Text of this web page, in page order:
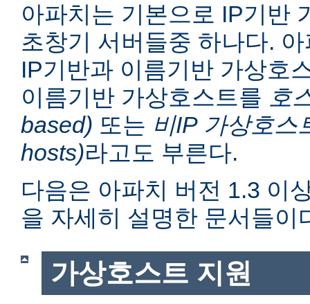
아파치는 기본으로 IP기반
초창기 서버들중 하나다.
IP기반과 이름기반 가상호
이름기반 가상호스트를 호
based) 또는 비IP 가상호스
hosts)라고도 부른다.
다음은 아파치 버전 1.3 이
을 자세히 설명한 문서들이
가상호스트 지원